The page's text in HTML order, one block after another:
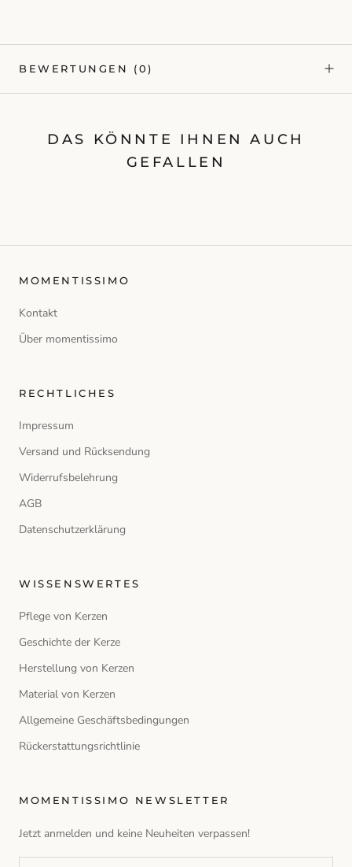
BEWERTUNGEN (0)
DAS KÖNNTE IHNEN AUCH
GEFALLEN
MOMENTISSIMO
Kontakt
Über momentissimo
RECHTLICHES
Impressum
Versand und Rücksendung
Widerrufsbelehrung
AGB
Datenschutzerklärung
WISSENSWERTES
Pflege von Kerzen
Geschichte der Kerze
Herstellung von Kerzen
Material von Kerzen
Allgemeine Geschäftsbedingungen
Rückerstattungsrichtlinie
MOMENTISSIMO NEWSLETTER
Jetzt anmelden und keine Neuheiten verpassen!